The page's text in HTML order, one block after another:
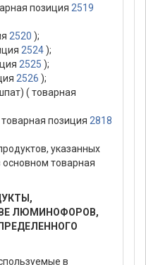
позиция 2519
2520 );
2524);
2525 );
2526 );
( товарная
позиция 2818
указанных
товарная
ЛЮМИНОФОРОВ,
в